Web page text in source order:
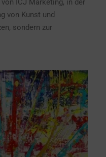
ICJ Marketing, in der
von Kunst und
sondern zur